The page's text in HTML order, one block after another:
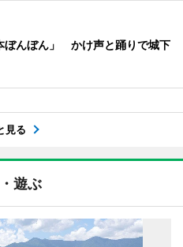
ぼんぼん」 かけ声と踊りで城下
見る
遊ぶ